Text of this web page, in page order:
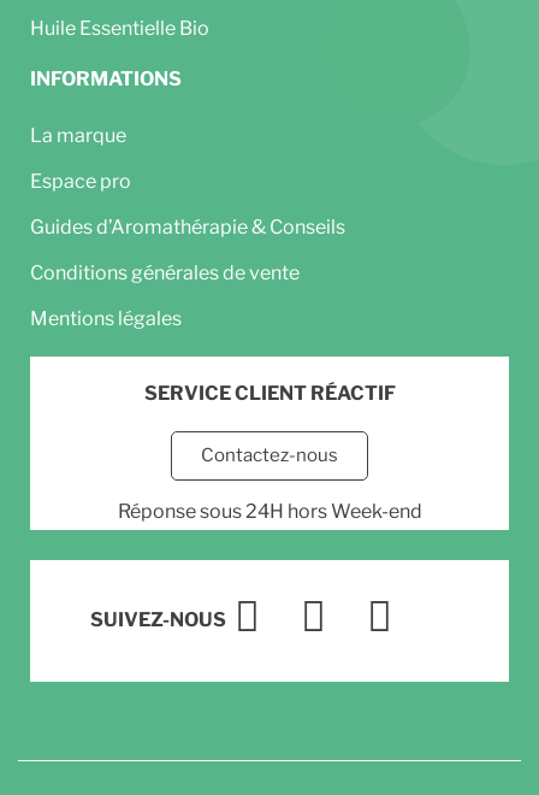
Huile Essentielle Bio
INFORMATIONS
La marque
Espace pro
Guides d’Aromathérapie & Conseils
Conditions générales de vente
Mentions légales
SERVICE CLIENT RÉACTIF
Contactez-nous
Réponse sous 24H hors Week-end
SUIVEZ-NOUS